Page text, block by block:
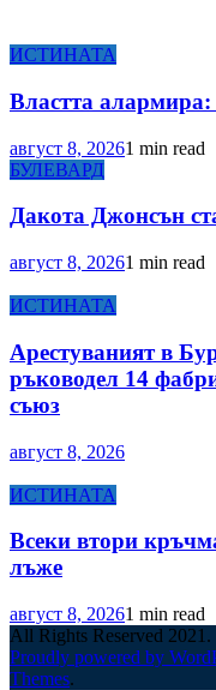
ИСТИНАТА
Властта алармира:
август 8, 20261 min read
БУЛЕВАРД
Дакота Джонсън
август 8, 20261 min read
ИСТИНАТА
Арестуваният в
ръководел 14
съюз
август 8, 2026
ИСТИНАТА
Всеки втори
лъже
август 8, 20261 min read
All Rights Reserved 2021.
Proudly powered by
Themes.